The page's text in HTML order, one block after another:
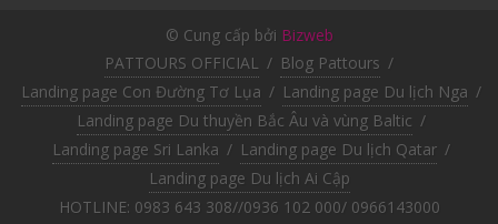
© Cung cấp bởi Bizweb
PATTOURS OFFICIAL / Blog Pattours /
Landing page Con Đường Tơ Lụa / Landing page Du lịch Nga /
Landing page Du thuyền Bắc Âu và vùng Baltic /
Landing page Sri Lanka / Landing page Du lịch Qatar /
Landing page Du lịch Ai Cập
HOTLINE: 0983 643 308//0936 102 000/ 0966143000